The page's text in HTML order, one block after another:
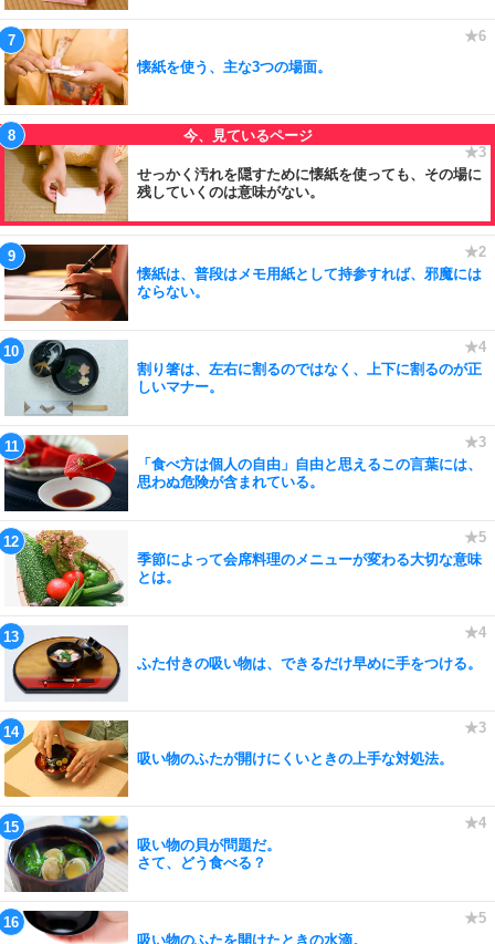
懐紙を使う、主な3つの場面。
せっかく汚れを隠すために懐紙を使っても、その場に
残していくのは意味がない。
懐紙は、普段はメモ用紙として持参すれば、邪魔には
ならない。
割り箸は、左右に割るのではなく、上下に割るのが正
しいマナー。
「食べ方は個人の自由」自由と思えるこの言葉には、
思わぬ危険が含まれている。
季節によって会席料理のメニューが変わる大切な意味
とは。
ふた付きの吸い物は、できるだけ早めに手をつける。
吸い物のふたが開けにくいときの上手な対処法。
吸い物の貝が問題だ。
さて、どう食べる？
吸い物のふたを開けたときの水滴。